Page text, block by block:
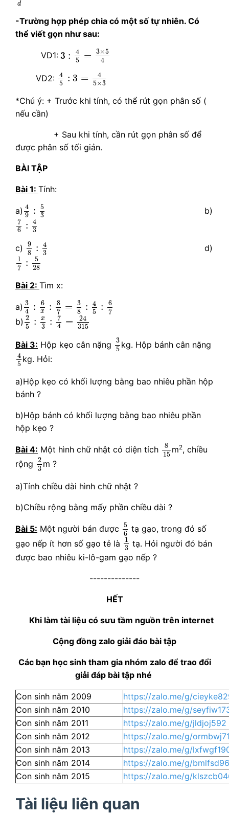
d
-Trường hợp phép chia có một số tự nhiên. Có
thể viết gọn như sau:
VD1: 3 :
4
5
= 3×5
4
3 45 ×54
VD2: 4
5
: 3 =
4
5×3
4 3 5×
*Chú ý: + Trước khi tính, có thể rút gọn phân số (
nếu cần)
+ Sau khi tính, cần rút gọn phân số để
được phân số tối giản.
BÀI TẬP
Bài 1: Tính:
a) 4
9
: 5
3
4 5
b)
7
6
: 4
3
76: 4 3
c)
9
8
: 4
3
9 4
d)
1
7
:
5
28
17 5 28
Bài 2: Tìm x:
a) 3
4
: 6
x :
8
7
= 3
8 :
4
5 :
6
7
3 6 87 38 45 7
b) 2
5
: x
3 :
7
4
=
24
315
2 x3 74 24315
Bài 3: Hộp kẹo cân nặng 3
5
3
kg. Hộp bánh cân nặng
4
5
45
kg. Hỏi:
a)Hộp kẹo có khối lượng bằng bao nhiêu phần hộp
bánh ?
b)Hộp bánh có khối lượng bằng bao nhiêu phần
hộp kẹo ?
Bài 4: Một hình chữ nhật có diện tích
8
15
815
m2, chiều
rộng 2
3
2 m ?
a)Tính chiều dài hình chữ nhật ?
b)Chiều rộng bằng mấy phần chiều dài ?
Bài 5: Một người bán được 5
6
5
tạ gạo, trong đó số
gạo nếp ít hơn số gạo tẻ là
1
3
1 tạ. Hỏi người đó bán
được bao nhiêu ki-lô-gam gạo nếp ?
--------------
HẾT
Khi làm tài liệu có sưu tầm nguồn trên internet
Cộng đồng zalo giải đáo bài tập
Các bạn học sinh tham gia nhóm zalo để trao đổi
giải đáp bài tập nhé
Con sinh năm 2009
https://zalo.me/g/
Con sinh năm 2010
https://zalo.me/g/
Con sinh năm 2011
https://zalo.me/g/jldjoj592
Con sinh năm 2012
https://zalo.me/g/
Con sinh năm 2013
https://zalo.me/g/
Con sinh năm 2014
https://zalo.me/g/
Con sinh năm 2015
https://zalo.me/g/
Tài liệu liên quan